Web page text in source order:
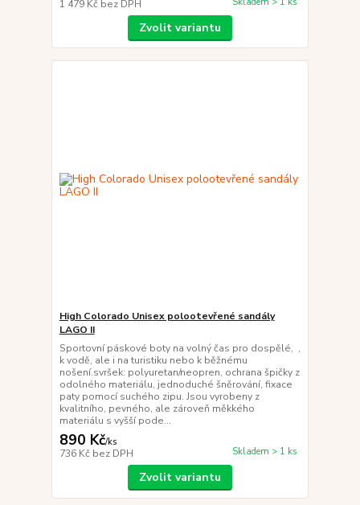
1 479 Kč bez DPH
Zvolit variantu
High Colorado Unisex polootevřené sandály
LAGO II
Sportovní páskové boty na volný čas pro dospělé, ,
k vodě, ale i na turistiku nebo k běžnému
nošení.svršek: polyuretan/neopren, ochrana špičky z
odolného materiálu, jednoduché šněrování, fixace
paty pomocí suchého zipu. Jsou vyrobeny z
kvalitního, pevného, ale zároveň měkkého
materiálu s vyšší pode...
890 Kč/ks
736 Kč bez DPH Skladem > 1 ks
Zvolit variantu